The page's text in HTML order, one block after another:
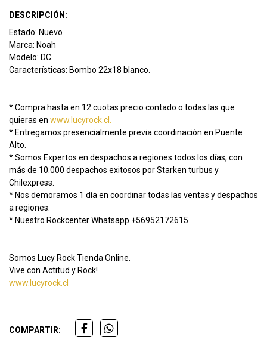
DESCRIPCIÓN:
Estado: Nuevo
Marca: Noah
Modelo: DC
Características: Bombo 22x18 blanco.
* Compra hasta en 12 cuotas precio contado o todas las que
quieras en www.lucyrock.cl.
* Entregamos presencialmente previa coordinación en Puente
Alto.
* Somos Expertos en despachos a regiones todos los días, con
más de 10.000 despachos exitosos por Starken turbus y
Chilexpress.
* Nos demoramos 1 día en coordinar todas las ventas y despachos
a regiones.
* Nuestro Rockcenter Whatsapp +56952172615
Somos Lucy Rock Tienda Online.
Vive con Actitud y Rock!
www.lucyrock.cl
COMPARTIR: